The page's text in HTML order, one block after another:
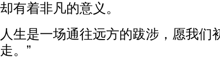
却有着非凡的意义。
人生是一场通往远方的跋涉，愿我们
走。”